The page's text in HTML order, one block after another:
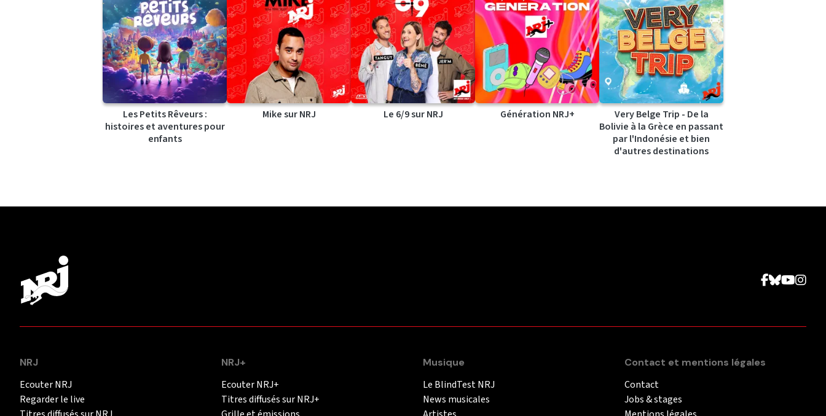
Les Petits Rêveurs :
histoires et aventures pour
enfants
Mike sur NRJ Le 6/9 sur NRJ Génération NRJ+
Very Belge Trip - De la
Bolivie à la Grèce en passant
par l'Indonésie et bien
d'autres destinations
NRJ
Ecouter NRJ
Regarder le live
NRJ+
Ecouter NRJ+
Titres diffusés sur NRJ+
Musique
Le BlindTest NRJ
News musicales
Contact et mentions légales
Contact
Jobs & stages